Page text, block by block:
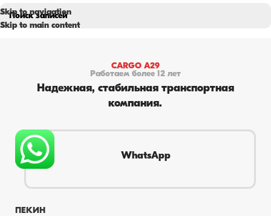
Skip to navigation
Skip to main content
CARGO A29
Работаем более 12 лет
Надежная, стабильная транспортная
компания.
WhatsApp
ПЕКИН